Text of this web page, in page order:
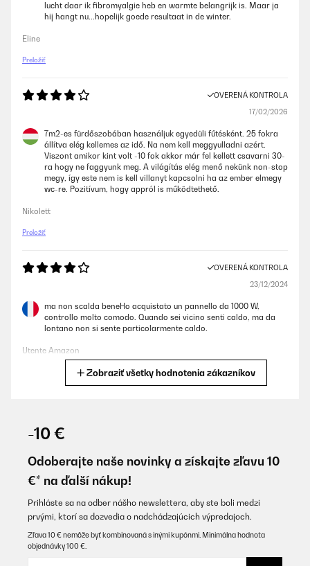
lucht daar ik fibromyalgie heb en warmte belangrijk is. Maar ja
hij hangt nu...hopelijk goede resultaat in de winter.
Eline
Preložiť
OVERENÁ KONTROLA
17/02/2026
7m2-es fürdőszobában használjuk egyedüli fűtésként. 25 fokra
állítva elég kellemes az idő. Na nem kell meggyulladni azért.
Viszont amikor kint volt -10 fok akkor már fel kellett csavarni 30-
ra hogy ne faggyunk meg. A világítás elég menő nekünk non-stop
megy, így este nem is kell villanyt kapcsolni ha az ember elmegy
wc-re. Pozitívum, hogy appról is működtethető.
Nikolett
Preložiť
OVERENÁ KONTROLA
23/12/2024
ma non scalda beneHo acquistato un pannello da 1000 W,
controllo molto comodo. Quando sei vicino senti caldo, ma da
lontano non si sente particolarmente caldo.
Utente Amazon
colorata e la possibilità di usarlo come lavagna.
Utente Amazon
Preložiť
OVERENÁ KONTROLA
Zobraziť všetky hodnotenia zákazníkov
-10 €
Odoberajte naše novinky a získajte zľavu 10
€* na ďalší nákup!
Prihláste sa na odber nášho newslettera, aby ste boli medzi
prvými, ktorí sa dozvedia o nadchádzajúcich výpredajoch.
Zľava 10 € nemôže byť kombinovaná s inými kupónmi. Minimálna hodnota
objednávky 100 €.